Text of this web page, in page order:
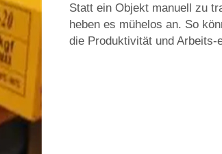
Statt ein Objekt manuell zu
heben es mühelos an. So
die Produktivität und Arbeits-